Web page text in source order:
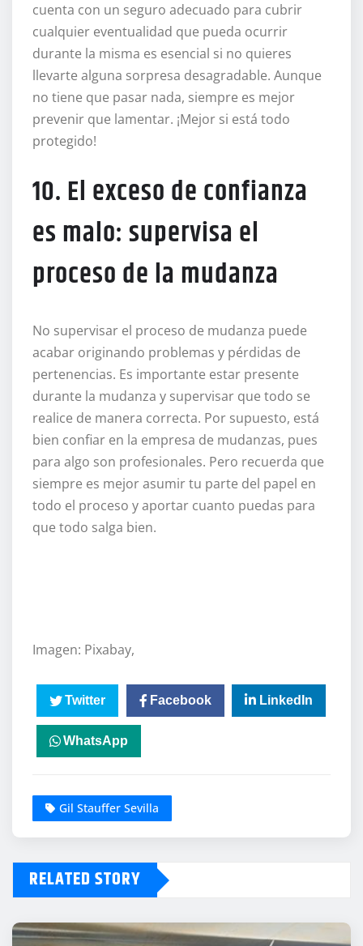
cuenta con un seguro adecuado para cubrir
cualquier eventualidad que pueda ocurrir
durante la misma es esencial si no quieres
llevarte alguna sorpresa desagradable. Aunque
no tiene que pasar nada, siempre es mejor
prevenir que lamentar. ¡Mejor si está todo
protegido!
10. El exceso de confianza
es malo: supervisa el
proceso de la mudanza
No supervisar el proceso de mudanza puede
acabar originando problemas y pérdidas de
pertenencias. Es importante estar presente
durante la mudanza y supervisar que todo se
realice de manera correcta. Por supuesto, está
bien confiar en la empresa de mudanzas, pues
para algo son profesionales. Pero recuerda que
siempre es mejor asumir tu parte del papel en
todo el proceso y aportar cuanto puedas para
que todo salga bien.
Imagen: Pixabay,
Twitter Facebook LinkedIn
WhatsApp
Gil Stauffer Sevilla
RELATED STORY